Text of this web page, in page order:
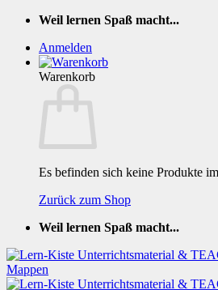
Zum
springen
Weil lernen Spaß macht...
Anmelden
Warenkorb
Es befinden sich keine Produkte
Zurück zum Shop
Weil lernen Spaß macht...